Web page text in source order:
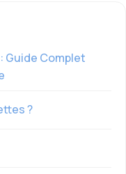
Guide Complet
?